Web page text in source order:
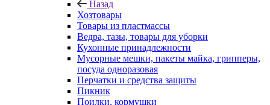
Назад
Хозтовары
Товары из пластмассы
Ведра, тазы, товары для уборки
Кухонные принадлежности
Мусорные мешки, пакеты майка, грипперы,
посуда одноразовая
Перчатки и средства защиты
Пикник
Поилки, кормушки